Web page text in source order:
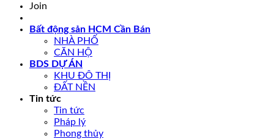
Join
Bất động sản HCM Cần Bán
NHÀ PHỐ
CĂN HỘ
BDS DỰ ÁN
KHU ĐÔ THỊ
ĐẤT NỀN
Tin tức
Tin tức
Pháp lý
Phong thủy